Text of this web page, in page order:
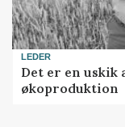
LEDER
Det er en uskik
økoproduktion